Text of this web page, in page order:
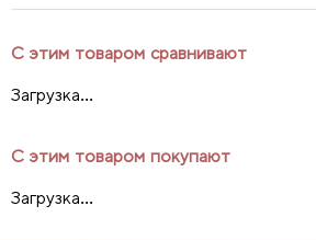
С этим товаром сравнивают
Загрузка...
С этим товаром покупают
Загрузка...